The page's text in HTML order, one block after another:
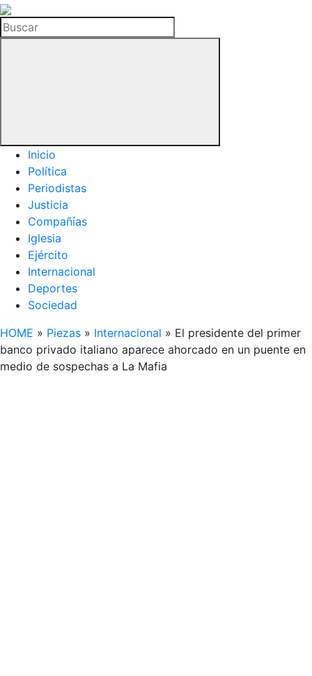
La
Hemeroteca
del
Buscar
Inicio
Política
Periodistas
Justicia
Compañías
Iglesia
Ejército
Internacional
Deportes
Sociedad
HOME » Piezas » Internacional » El presidente del primer
banco privado italiano aparece ahorcado en un puente en
medio de sospechas a La Mafia